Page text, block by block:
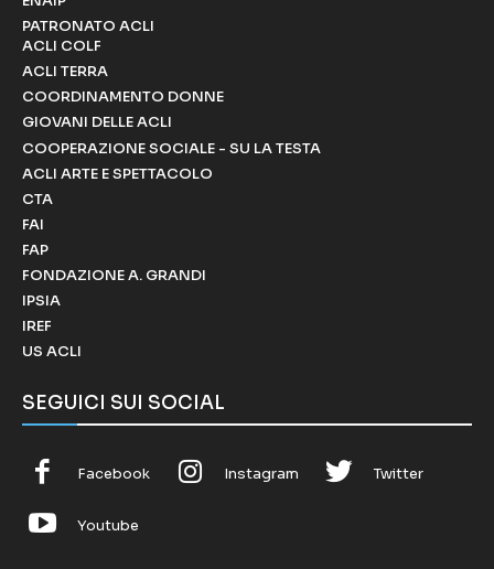
PATRONATO ACLI
ACLI COLF
ACLI TERRA
COORDINAMENTO DONNE
GIOVANI DELLE ACLI
COOPERAZIONE SOCIALE - SU LA TESTA
ACLI ARTE E SPETTACOLO
CTA
FAI
FAP
FONDAZIONE A. GRANDI
IPSIA
IREF
US ACLI
SEGUICI SUI SOCIAL
Facebook Instagram Twitter
Youtube